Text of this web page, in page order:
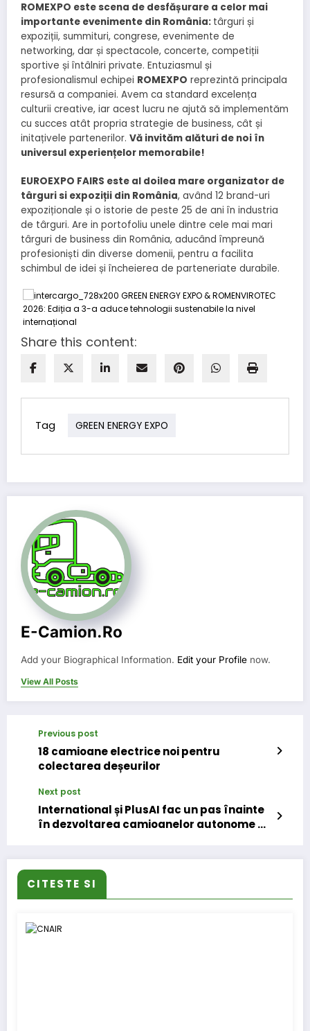
ROMEXPO este scena de desfășurare a celor mai
importante evenimente din România: târguri și
expoziții, summituri, congrese, evenimente de
networking, dar și spectacole, concerte, competiții
sportive și întâlniri private. Entuziasmul și
profesionalismul echipei ROMEXPO reprezintă principala
resursă a companiei. Avem ca standard excelența
culturii creative, iar acest lucru ne ajută să implementăm
cu succes atât propria strategie de business, cât și
initațivele partenerilor. Vă invităm alături de noi în
universul experiențelor memorabile!
EUROEXPO FAIRS este al doilea mare organizator de
târguri si expoziții din România, având 12 brand-uri
expoziționale și o istorie de peste 25 de ani în industria
de târguri. Are in portofoliu unele dintre cele mai mari
târguri de business din România, aducând împreună
profesioniști din diverse domenii, pentru a facilita
schimbul de idei și încheierea de parteneriate durabile.
Share this content:
Tag GREEN ENERGY EXPO
E-Camion.ro
Add your Biographical Information. Edit your Profile now.
View All Posts
Previous post
18 camioane electrice noi pentru
colectarea deșeurilor
Next post
International și PlusAI fac un pas înainte
în dezvoltarea camioanelor autonome de
CITESTE SI